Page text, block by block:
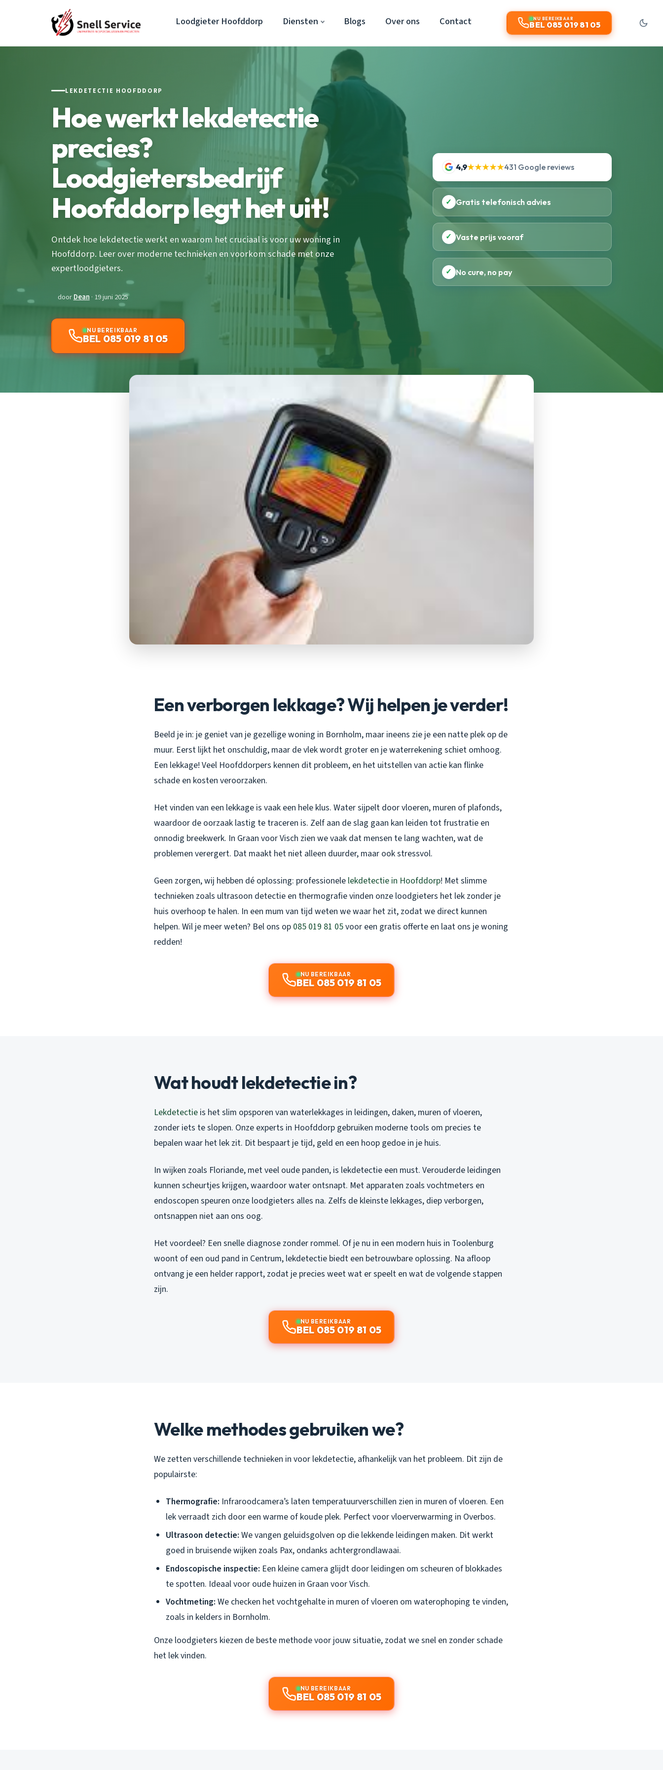
Loodgieter Hoofddorp Diensten Blogs Over ons Contact NU BEREIKBAAR
BEL 085 019 81 05
LEKDETECTIE HOOFDDORP
Hoe werkt lekdetectie
precies?
Loodgietersbedrijf
Hoofddorp legt het uit!
Ontdek hoe lekdetectie werkt en waarom het cruciaal is voor uw woning in
Hoofddorp. Leer over moderne technieken en voorkom schade met onze
expertloodgieters.
doorDean · 19 juni 2025
NU BEREIKBAAR
BEL 085 019 81 05
4,9★★★★★431 Google reviews
✓ Gratis telefonisch advies
✓ Vaste prijs vooraf
✓ No cure, no pay
Een verborgen lekkage? Wij helpen je verder!
Beeld je in: je geniet van je gezellige woning in Bornholm, maar ineens zie je een natte plek op de
muur. Eerst lijkt het onschuldig, maar de vlek wordt groter en je waterrekening schiet omhoog.
Een lekkage! Veel Hoofddorpers kennen dit probleem, en het uitstellen van actie kan flinke
schade en kosten veroorzaken.
Het vinden van een lekkage is vaak een hele klus. Water sijpelt door vloeren, muren of plafonds,
waardoor de oorzaak lastig te traceren is. Zelf aan de slag gaan kan leiden tot frustratie en
onnodig breekwerk. In Graan voor Visch zien we vaak dat mensen te lang wachten, wat de
problemen verergert. Dat maakt het niet alleen duurder, maar ook stressvol.
Geen zorgen, wij hebben dé oplossing: professionele lekdetectie in Hoofddorp! Met slimme
technieken zoals ultrasoon detectie en thermografie vinden onze loodgieters het lek zonder je
huis overhoop te halen. In een mum van tijd weten we waar het zit, zodat we direct kunnen
helpen. Wil je meer weten? Bel ons op 085 019 81 05voor een gratis offerte en laat ons je woning
redden!
NU BEREIKBAAR
BEL 085 019 81 05
Wat houdt lekdetectie in?
Lekdetectie is het slim opsporen van waterlekkages in leidingen, daken, muren of vloeren,
zonder iets te slopen. Onze experts in Hoofddorp gebruiken moderne tools om precies te
bepalen waar het lek zit. Dit bespaart je tijd, geld en een hoop gedoe in je huis.
In wijken zoals Floriande, met veel oude panden, is lekdetectie een must. Verouderde leidingen
kunnen scheurtjes krijgen, waardoor water ontsnapt. Met apparaten zoals vochtmeters en
endoscopen speuren onze loodgieters alles na. Zelfs de kleinste lekkages, diep verborgen,
ontsnappen niet aan ons oog.
Het voordeel? Een snelle diagnose zonder rommel. Of je nu in een modern huis in Toolenburg
woont of een oud pand in Centrum, lekdetectie biedt een betrouwbare oplossing. Na afloop
ontvang je een helder rapport, zodat je precies weet wat er speelt en wat de volgende stappen
zijn.
NU BEREIKBAAR
BEL 085 019 81 05
Welke methodes gebruiken we?
We zetten verschillende technieken in voor lekdetectie, afhankelijk van het probleem. Dit zijn de
populairste:
Thermografie: Infraroodcamera’s laten temperatuurverschillen zien in muren of vloeren. Een
lek verraadt zich door een warme of koude plek. Perfect voor vloerverwarming in Overbos.
Ultrasoon detectie: We vangen geluidsgolven op die lekkende leidingen maken. Dit werkt
goed in bruisende wijken zoals Pax, ondanks achtergrondlawaai.
Endoscopische inspectie: Een kleine camera glijdt door leidingen om scheuren of blokkades
te spotten. Ideaal voor oude huizen in Graan voor Visch.
Vochtmeting: We checken het vochtgehalte in muren of vloeren om waterophoping te vinden,
zoals in kelders in Bornholm.
Onze loodgieters kiezen de beste methode voor jouw situatie, zodat we snel en zonder schade
het lek vinden.
NU BEREIKBAAR
BEL 085 019 81 05